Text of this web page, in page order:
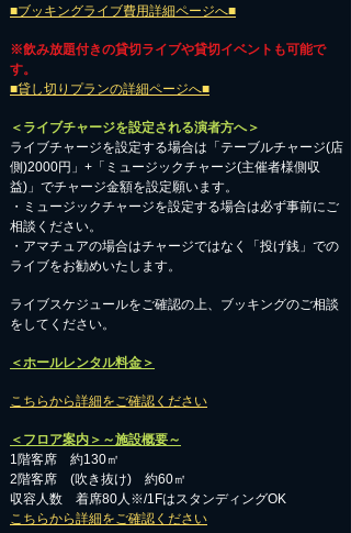
■ブッキングライブ費用詳細ページへ■
※飲み放題付きの貸切ライブや貸切イベントも可能で
す。
■貸し切りプランの詳細ページへ■
＜ライブチャージを設定される演者方へ＞
ライブチャージを設定する場合は「テーブルチャージ(店
側)2000円」+「ミュージックチャージ(主催者様側収
益)」でチャージ金額を設定願います。
・ミュージックチャージを設定する場合は必ず事前にご
相談ください。
​・アマチュアの場合はチャージではなく「投げ銭」での
ライブをお勧めいたします。
​ライブスケジュールをご確認の上、ブッキングのご相談
をしてください。
＜ホールレンタル料金＞
こちらから詳細をご確認ください
＜フロア案内＞～施設概要～
1階客席 約130㎡
2階客席 (吹き抜け) 約60㎡
収容人数 着席80人※/1FはスタンディングOK
こちらから詳細をご確認ください